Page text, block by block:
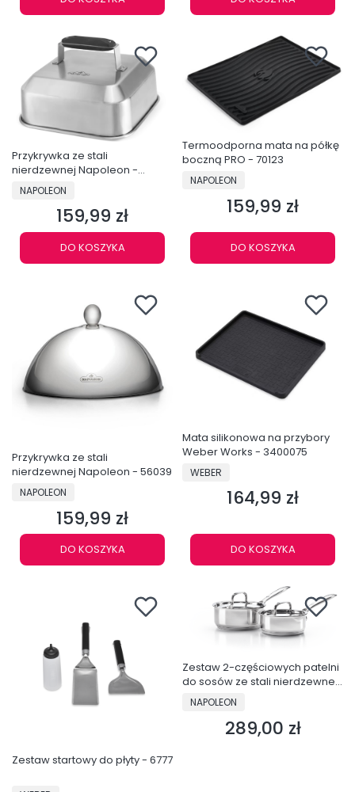
Przykrywka ze stali
nierdzewnej Napoleon -
GACP002
PRODUCENT
NAPOLEON
Cena
159,99 zł
DO KOSZYKA
Termoodporna mata na półkę
boczną PRO - 70123
PRODUCENT
NAPOLEON
Cena
159,99 zł
DO KOSZYKA
Przykrywka ze stali
nierdzewnej Napoleon - 56039
PRODUCENT
NAPOLEON
Cena
159,99 zł
DO KOSZYKA
Mata silikonowa na przybory
Weber Works - 3400075
PRODUCENT
WEBER
Cena
164,99 zł
DO KOSZYKA
Zestaw startowy do płyty - 6777
Zestaw 2-częściowych patelni
do sosów ze stali nierdzewnej
- 70046
PRODUCENT
NAPOLEON
Cena
289,00 zł